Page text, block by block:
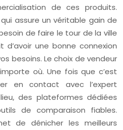
de ces produits.
assure un véritable gain de
de faire le tour de la ville
une bonne connexion
besoins. Le choix de vendeur
où. Une fois que c’est
en contact avec l’expert
des plateformes dédiées
de comparaison fiables.
de dénicher les meilleurs